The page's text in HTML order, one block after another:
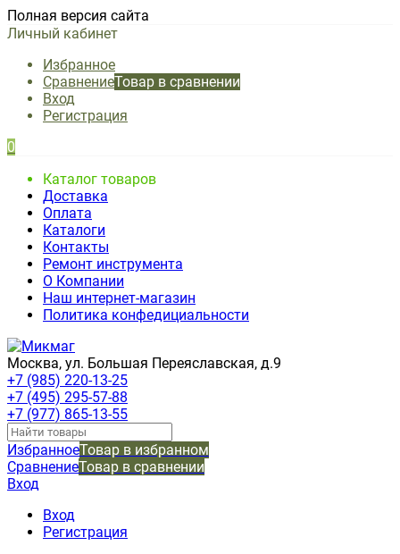
Полная версия сайта
Личный кабинет
Избранное
СравнениеТовар в сравнении
Вход
Регистрация
0
Каталог товаров
Доставка
Оплата
Каталоги
Контакты
Ремонт инструмента
О Компании
Наш интернет-магазин
Политика конфедициальности
Москва, ул. Большая Переяславская, д.9
+7 (985) 220-13-25
+7 (495) 295-57-88
+7 (977) 865-13-55
ИзбранноеТовар в избранном
СравнениеТовар в сравнении
Вход
Вход
Регистрация